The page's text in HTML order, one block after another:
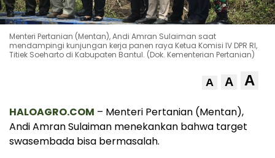
Menteri Pertanian (Mentan), Andi Amran Sulaiman saat
mendampingi kunjungan kerja panen raya Ketua Komisi IV DPR RI,
Titiek Soeharto di Kabupaten Bantul. (Dok. Kementerian Pertanian)
A A A
HALOAGRO.COM – Menteri Pertanian (Mentan),
Andi Amran Sulaiman menekankan bahwa target
swasembada bisa bermasalah.